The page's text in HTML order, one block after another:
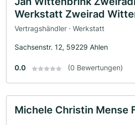
Werkstatt Zweirad
Vertragshändler · Werkstatt
Sachsenstr. 12, 59229 Ahlen
0.0 (0 Bewertungen)
Michele Christin Mense